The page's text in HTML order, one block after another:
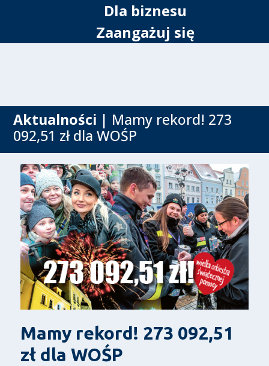
Dla biznesu
Zaangażuj się
Aktualności | Mamy rekord! 273
092,51 zł dla WOŚP
Mamy rekord! 273 092,51
zł dla WOŚP